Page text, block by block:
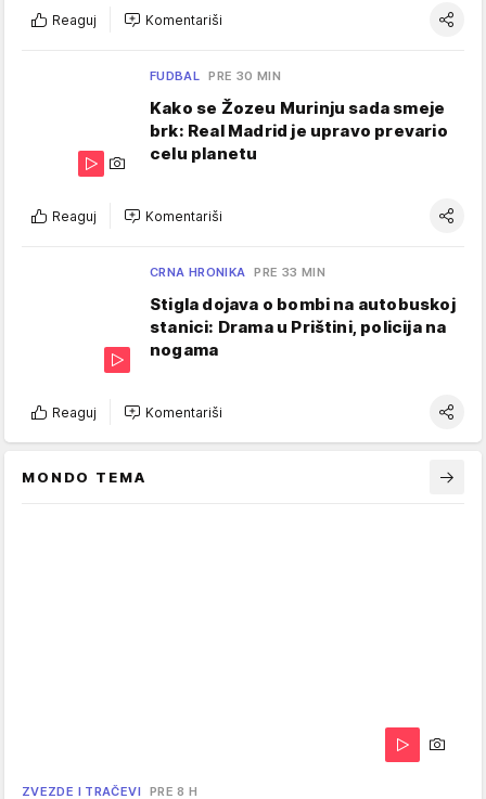
Reaguj Komentariši
FUDBAL PRE 30 MIN
Kako se Žozeu Murinju sada smeje
brk: Real Madrid je upravo prevario
celu planetu
Reaguj Komentariši
CRNA HRONIKA PRE 33 MIN
Stigla dojava o bombi na autobuskoj
stanici: Drama u Prištini, policija na
nogama
Reaguj Komentariši
MONDO TEMA
ZVEZDE I TRAČEVI PRE 8 H